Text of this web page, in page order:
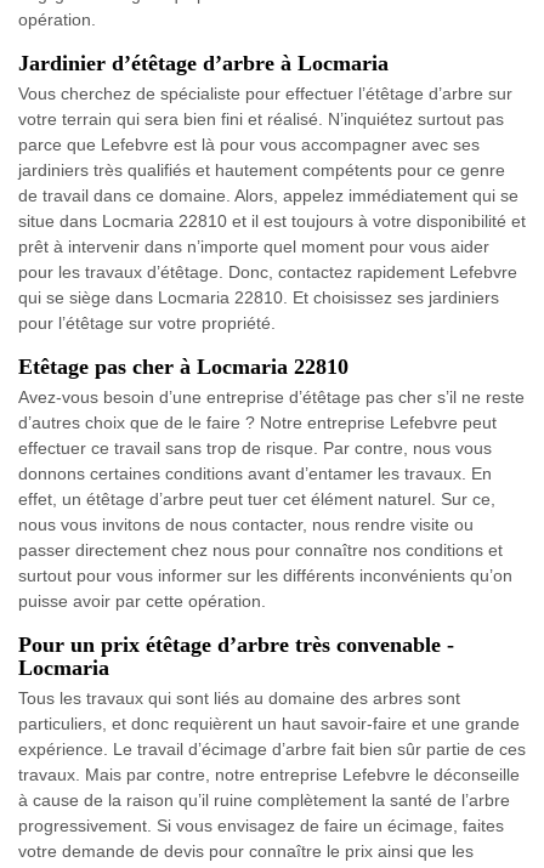
opération.
Jardinier d’étêtage d’arbre à Locmaria
Vous cherchez de spécialiste pour effectuer l’étêtage d’arbre sur
votre terrain qui sera bien fini et réalisé. N’inquiétez surtout pas
parce que Lefebvre est là pour vous accompagner avec ses
jardiniers très qualifiés et hautement compétents pour ce genre
de travail dans ce domaine. Alors, appelez immédiatement qui se
situe dans Locmaria 22810 et il est toujours à votre disponibilité et
prêt à intervenir dans n’importe quel moment pour vous aider
pour les travaux d’étêtage. Donc, contactez rapidement Lefebvre
qui se siège dans Locmaria 22810. Et choisissez ses jardiniers
pour l’étêtage sur votre propriété.
Etêtage pas cher à Locmaria 22810
Avez-vous besoin d’une entreprise d’étêtage pas cher s’il ne reste
d’autres choix que de le faire ? Notre entreprise Lefebvre peut
effectuer ce travail sans trop de risque. Par contre, nous vous
donnons certaines conditions avant d’entamer les travaux. En
effet, un étêtage d’arbre peut tuer cet élément naturel. Sur ce,
nous vous invitons de nous contacter, nous rendre visite ou
passer directement chez nous pour connaître nos conditions et
surtout pour vous informer sur les différents inconvénients qu’on
puisse avoir par cette opération.
Pour un prix étêtage d’arbre très convenable -
Locmaria
Tous les travaux qui sont liés au domaine des arbres sont
particuliers, et donc requièrent un haut savoir-faire et une grande
expérience. Le travail d’écimage d’arbre fait bien sûr partie de ces
travaux. Mais par contre, notre entreprise Lefebvre le déconseille
à cause de la raison qu’il ruine complètement la santé de l’arbre
progressivement. Si vous envisagez de faire un écimage, faites
votre demande de devis pour connaître le prix ainsi que les